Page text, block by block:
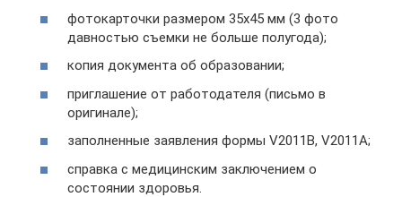
фотокарточки размером 35х45 мм (3 фото
давностью съемки не больше полугода);
копия документа об образовании;
приглашение от работодателя (письмо в
оригинале);
заполненные заявления формы V2011В, V2011А;
справка с медицинским заключением о
состоянии здоровья.